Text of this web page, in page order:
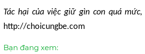
Tác hại của việc giữ gìn con quá mức,
http://choicungbe.com
Bạn đang xem: